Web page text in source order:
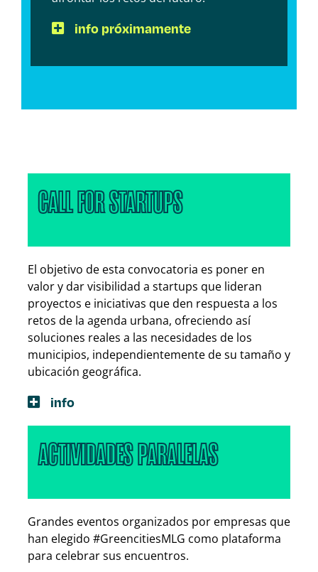
info próximamente
CALL FOR STARTUPS
El objetivo de esta convocatoria es poner en
valor y dar visibilidad a startups que lideran
proyectos e iniciativas que den respuesta a los
retos de la agenda urbana, ofreciendo así
soluciones reales a las necesidades de los
municipios, independientemente de su tamaño y
ubicación geográfica.
info
ACTIVIDADES PARALELAS
Grandes eventos organizados por empresas que
han elegido #GreencitiesMLG como plataforma
para celebrar sus encuentros.